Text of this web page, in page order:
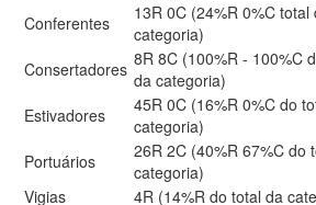
Conferentes
13R 0C (24%R 0%C total
categoria)
Consertadores 8R 8C (100%R - 100%C
da categoria)
Estivadores
45R 0C (16%R 0%C do
categoria)
Portuários
26R 2C (40%R 67%C do
categoria)
Vigias
4R (14%R do total da